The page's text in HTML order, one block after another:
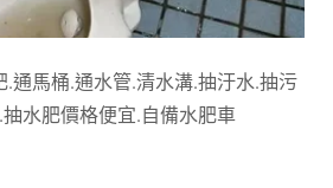
.通馬桶.通水管.清水溝.抽汙水.抽污
水肥價格便宜.自備水肥車